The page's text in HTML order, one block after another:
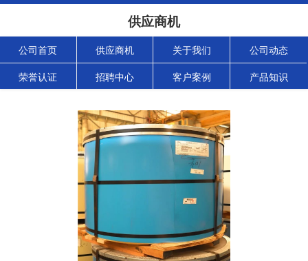
供应商机
公司首页 供应商机 关于我们 公司动态
荣誉认证 招聘中心 客户案例 产品知识